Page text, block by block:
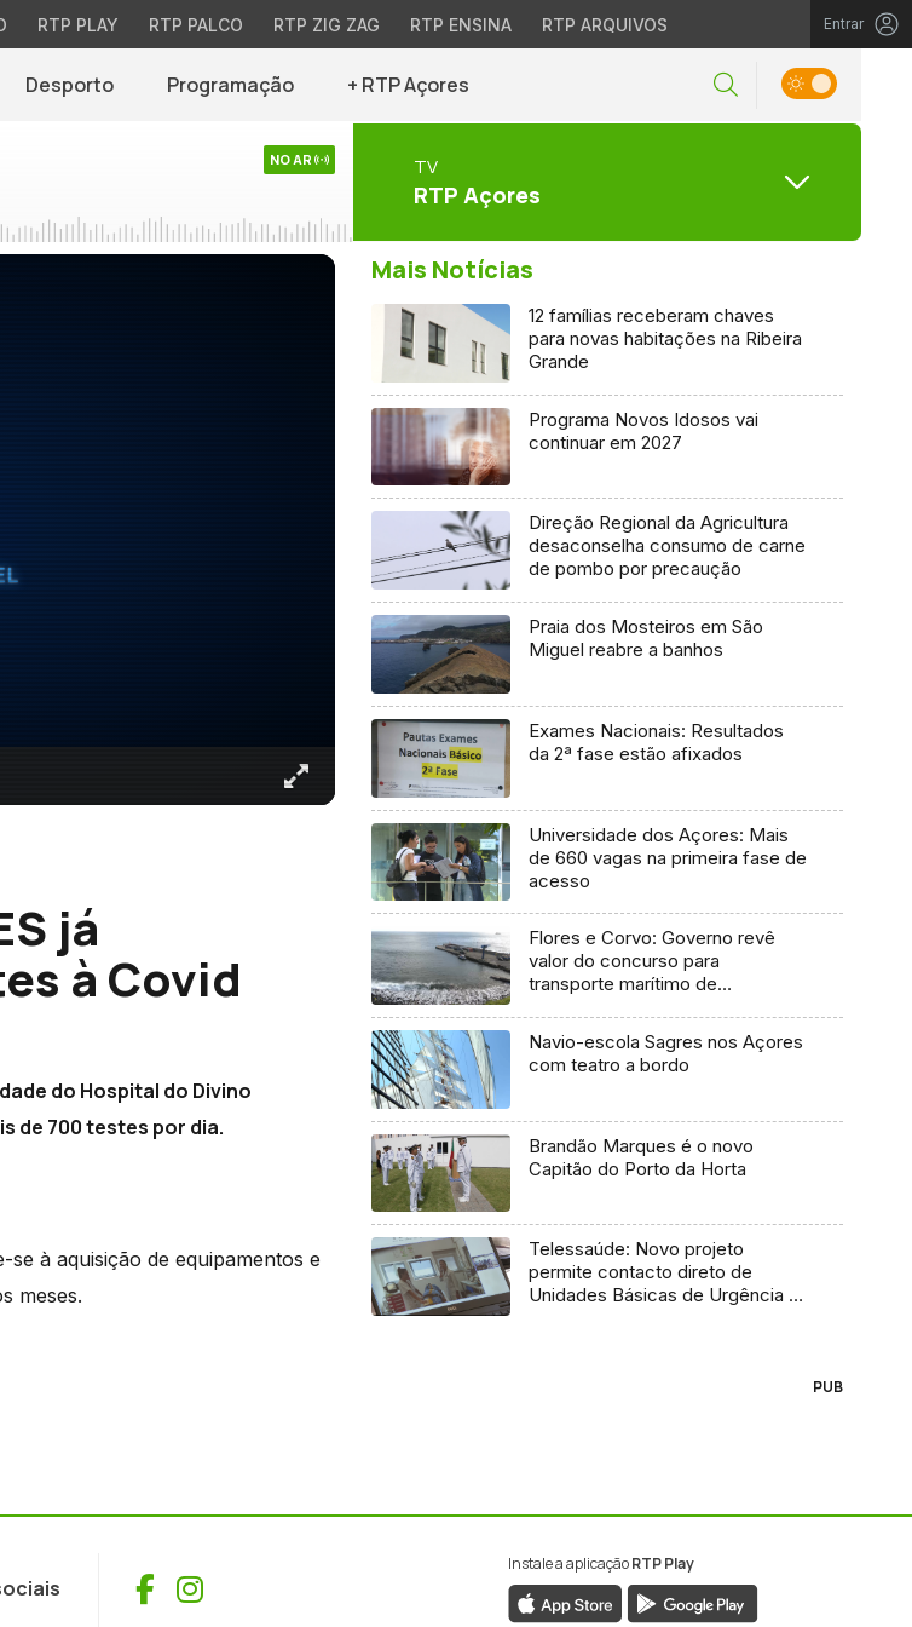
RTP PLAY RTP PALCO RTP ZIG ZAG RTP ENSINA RTP ARQUIVOS Entrar
Desporto Programação + RTP Açores
NO AR TV
RTP Açores
já
à Covid
do Hospital do Divino
de 700 testes por dia.
à aquisição de equipamentos e
meses.
Mais Notícias
12 famílias receberam chaves
para novas habitações na Ribeira
Grande
Programa Novos Idosos vai
continuar em 2027
Direção Regional da Agricultura
desaconselha consumo de carne
de pombo por precaução
Praia dos Mosteiros em São
Miguel reabre a banhos
Exames Nacionais: Resultados
da 2ª fase estão afixados
Universidade dos Açores: Mais
de 660 vagas na primeira fase de
acesso
Flores e Corvo: Governo revê
valor do concurso para
transporte marítimo de
Navio-escola Sagres nos Açores
com teatro a bordo
Brandão Marques é o novo
Capitão do Porto da Horta
Telessaúde: Novo projeto
permite contacto direto de
Unidades Básicas de Urgência e
PUB
Facebook
Instagram
Instale a aplicaçãoRTP Play